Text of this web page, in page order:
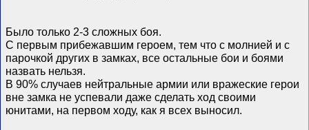
Было только 2-3 сложных боя.
С первым прибежавшим героем, тем что с молнией и с
парочкой других в замках, все остальные бои и боями
назвать нельзя.
В 90% случаев нейтральные армии или вражеские герои
вне замка не успевали даже сделать ход своими
юнитами, на первом ходу, как я всех выносил.